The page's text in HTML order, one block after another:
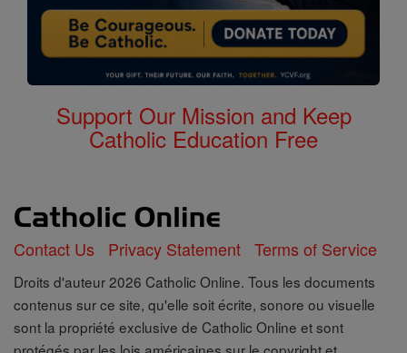
Support Our Mission and Keep
Catholic Education Free
Contact Us Privacy Statement Terms of Service
Droits d'auteur 2026 Catholic Online. Tous les documents
contenus sur ce site, qu'elle soit écrite, sonore ou visuelle
sont la propriété exclusive de Catholic Online et sont